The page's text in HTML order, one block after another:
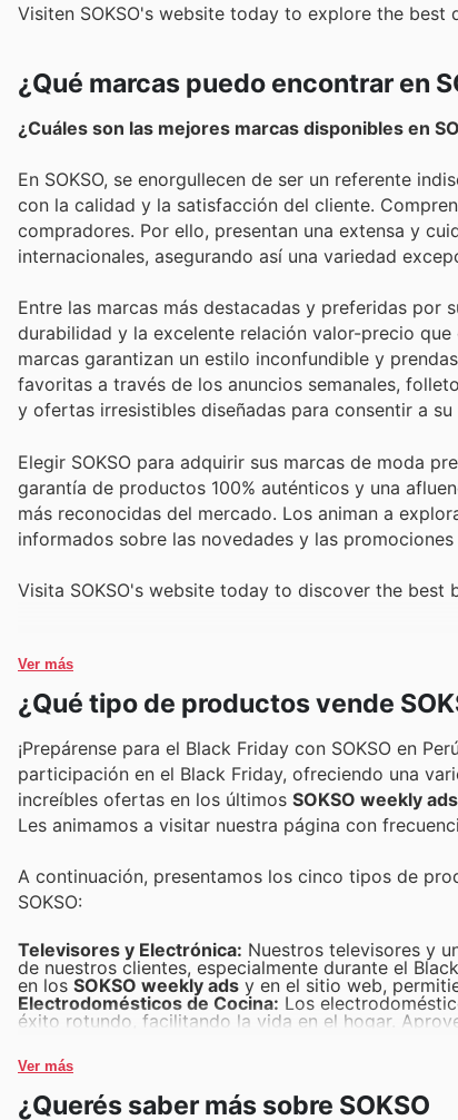
Visiten SOKSO's website today to explore the best
¿Qué marcas puedo encontrar en
¿Cuáles son las mejores marcas disponibles en
En SOKSO, se enorgullecen de ser un referente
con la calidad y la satisfacción del cliente.
compradores. Por ello, presentan una extensa y
internacionales, asegurando así una variedad
Entre las marcas más destacadas y preferidas por
durabilidad y la excelente relación valor-precio
marcas garantizan un estilo inconfundible y
favoritas a través de los anuncios semanales,
y ofertas irresistibles diseñadas para consentir a su
Elegir SOKSO para adquirir sus marcas de moda
garantía de productos 100% auténticos y una
más reconocidas del mercado. Los animan a
informados sobre las novedades y las
Visita SOKSO's website today to discover the best
Ver más
¿Qué tipo de productos vende
¡Prepárense para el Black Friday con SOKSO en
participación en el Black Friday, ofreciendo una
increíbles ofertas en los últimos SOKSO weekly ads
Les animamos a visitar nuestra página con
A continuación, presentamos los cinco tipos de
SOKSO:
Televisores y Electrónica: Nuestros televisores y
de nuestros clientes, especialmente durante el
en los SOKSO weekly ads y en el sitio web,
Electrodomésticos de Cocina: Los
éxito rotundo, facilitando la vida en el hogar.
Smartphones y Accesorios:
el Black Friday, estos productos están entre los
mantenerse comunicados y a la vanguardia
Línea Blanca:Las lavadoras, refrigeradoras y otros
Ver más
¿Querés saber más sobre SOKSO